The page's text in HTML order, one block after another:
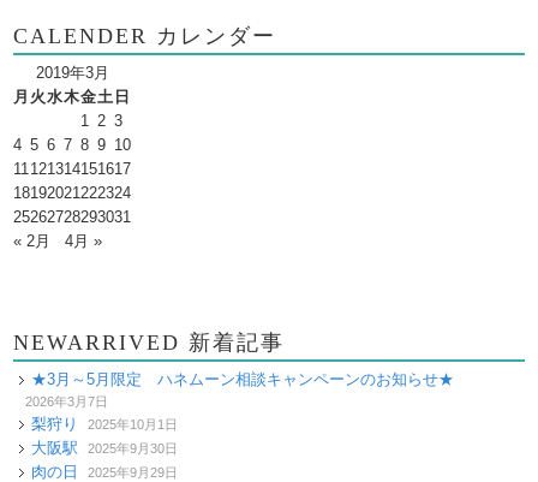
CALENDER カレンダー
2019年3月
月 火水木金土 日
1 2 3
4 5 6 7 8 9 10
11121314151617
18192021222324
25262728293031
« 2月
4月 »
NEWARRIVED 新着記事
★3月～5月限定 ハネムーン相談キャンペーンのお知らせ★
2026年3月7日
梨狩り 2025年10月1日
大阪駅 2025年9月30日
肉の日 2025年9月29日